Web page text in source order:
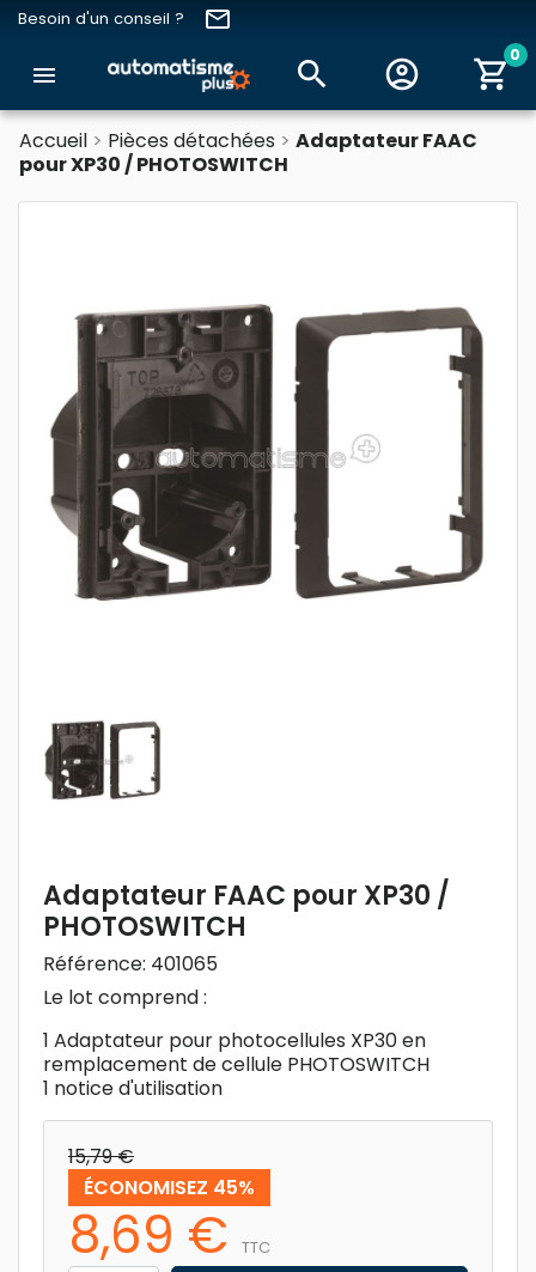
Besoin d'un conseil ?
email
menu
search account_circle shopping_cart
0
Accueil Pièces détachées
Adaptateur FAAC
pour XP30 / PHOTOSWITCH
Adaptateur FAAC pour XP30 /
PHOTOSWITCH
Référence: 401065
Le lot comprend :
1 Adaptateur pour photocellules XP30 en
remplacement de cellule PHOTOSWITCH
1 notice d'utilisation
15,79 €
ÉCONOMISEZ 45%
8,69 € TTC